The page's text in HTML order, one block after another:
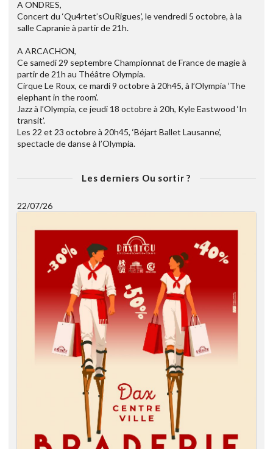
A ONDRES,
Concert du ‘Qu4rtet’sOuRigues’, le vendredi 5 octobre, à la
salle Capranie à partir de 21h.
A ARCACHON,
Ce samedi 29 septembre Championnat de France de magie à
partir de 21h au Théâtre Olympia.
Cirque Le Roux, ce mardi 9 octobre à 20h45, à l’Olympia ‘The
elephant in the room’.
Jazz à l’Olympia, ce jeudi 18 octobre à 20h, Kyle Eastwood ‘In
transit’.
Les 22 et 23 octobre à 20h45, ‘Béjart Ballet Lausanne’,
spectacle de danse à l’Olympia.
Les derniers Ou sortir ?
22/07/26